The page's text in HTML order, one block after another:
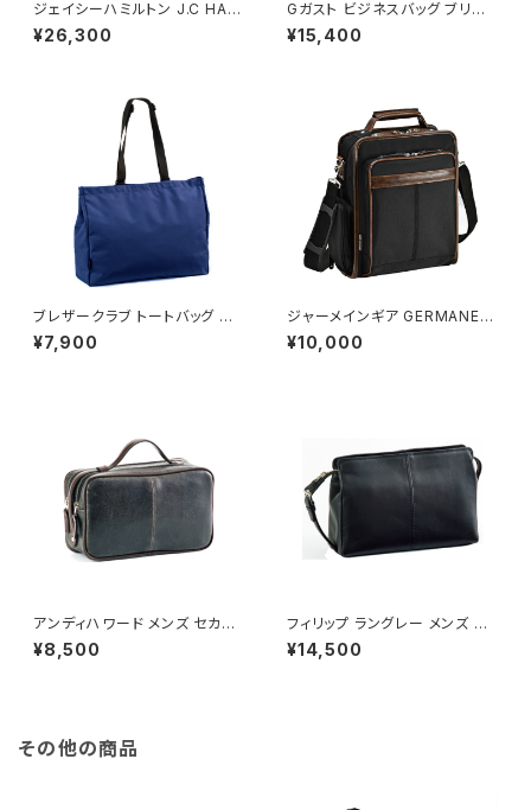
ジェイシーハミルトン J.C HAM
ILTON ビジネスバッグ メンズ 2
2320-1H 木手シリーズ ブラッ
¥26,300
Gガスト ビジネスバッグ ブリー
フケース メンズ 22026 ブラッ
ク 国内正規 ブラック
¥15,400
ブレザークラブ トートバッグ ハ
ンドバッグ メンズ 53385 ネイ
ビー 国内正規 ネイビー
¥7,900
ジャーメインギア GERMANE G
EAR メンズ ショルダーバッグ ビ
ジネスバッグ 33682-1H ブラッ
¥10,000
アンディハワード メンズ セカン
ドバッグ 25814 ブラック 国内正
規 ブラック
¥8,500
フィリップ ラングレー メンズ セ
カンドバッグ 25681 ブラック 国
内正規 ブラック
¥14,500
その他の商品